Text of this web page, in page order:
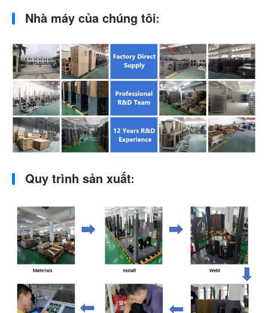
Nhà máy của chúng tôi:
Quy trình sản xuất: